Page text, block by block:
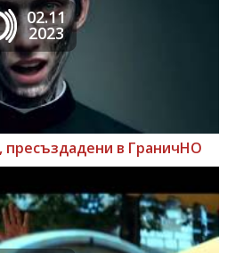
02.11
2023
пресъздадени в ГраничНО